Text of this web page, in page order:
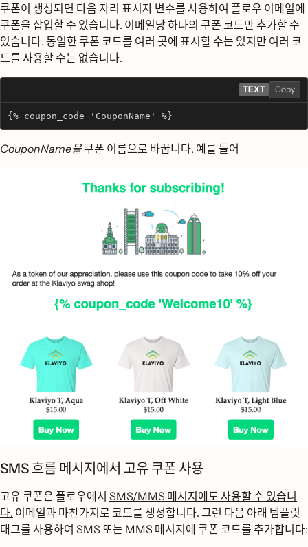
쿠폰이 생성되면 다음 자리 표시자 변수를 사용하여 플로우 이메일에
쿠폰을 삽입할 수 있습니다. 이메일당 하나의 쿠폰 코드만 추가할 수
있습니다. 동일한 쿠폰 코드를 여러 곳에 표시할 수는 있지만 여러 코
드를 사용할 수는 없습니다.
TEXT Copy
{% coupon_code 'CouponName' %}
CouponName을쿠폰 이름으로 바꿉니다. 예를 들어
SMS 흐름 메시지에서 고유 쿠폰 사용
고유 쿠폰은 플로우에서 SMS/MMS 메시지에도 사용할 수 있습니
다. 이메일과 마찬가지로 코드를 생성합니다. 그런 다음 아래 템플릿
태그를 사용하여 SMS 또는 MMS 메시지에 쿠폰 코드를 추가합니다: